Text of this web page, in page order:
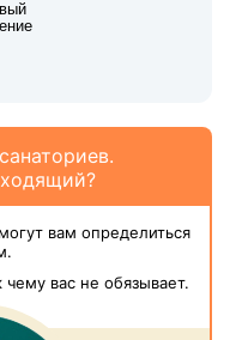
вам определиться
чему вас не обязывает.